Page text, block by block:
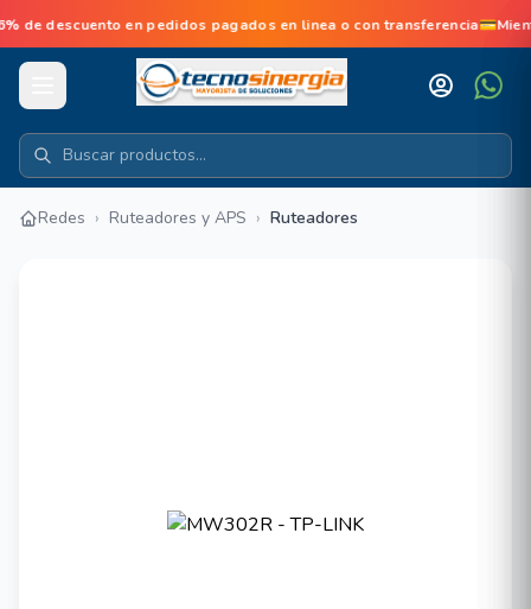
de descuento en pedidos pagados en linea o con
Redes › Ruteadores y APS › Ruteadores